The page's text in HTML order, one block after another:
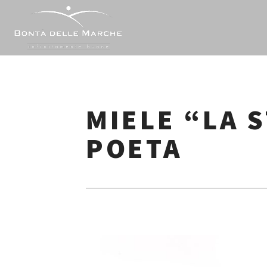
MIELE “LA
POETA